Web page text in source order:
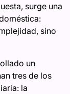
surge una
sino
un
tres de los
la